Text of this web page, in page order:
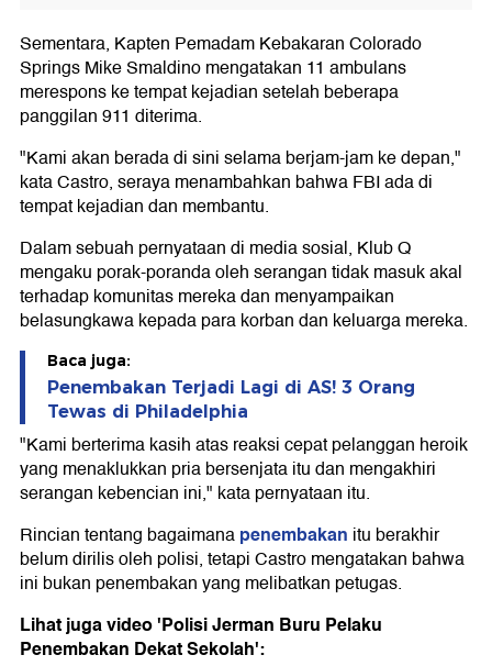
Sementara, Kapten Pemadam Kebakaran Colorado
Springs Mike Smaldino mengatakan 11 ambulans
merespons ke tempat kejadian setelah beberapa
panggilan 911 diterima.
"Kami akan berada di sini selama berjam-jam ke depan,"
kata Castro, seraya menambahkan bahwa FBI ada di
tempat kejadian dan membantu.
Dalam sebuah pernyataan di media sosial, Klub Q
mengaku porak-poranda oleh serangan tidak masuk akal
terhadap komunitas mereka dan menyampaikan
belasungkawa kepada para korban dan keluarga mereka.
Baca juga:
Penembakan Terjadi Lagi di AS! 3 Orang
Tewas di Philadelphia
"Kami berterima kasih atas reaksi cepat pelanggan heroik
yang menaklukkan pria bersenjata itu dan mengakhiri
serangan kebencian ini," kata pernyataan itu.
Rincian tentang bagaimanapenembakan itu berakhir
belum dirilis oleh polisi, tetapi Castro mengatakan bahwa
ini bukan penembakan yang melibatkan petugas.
Lihat juga video 'Polisi Jerman Buru Pelaku
Penembakan Dekat Sekolah':